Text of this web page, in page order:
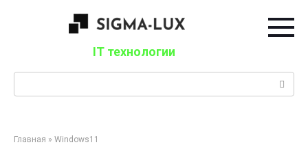
IT технологии
Главная » Windows11